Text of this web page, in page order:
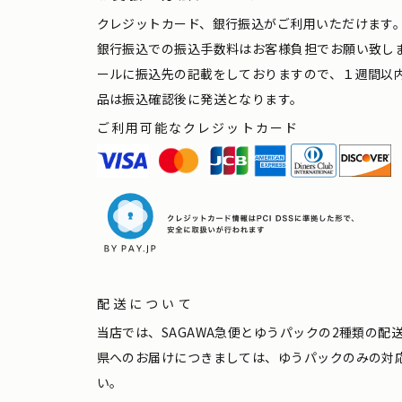
クレジットカード、銀行振込がご利用いただけます
銀行振込での振込手数料はお客様負担でお願い致
ールに振込先の記載をしておりますので、１週間
品は振込確認後に発送となります。
ご利用可能なクレジットカード
配送について
当店では、SAGAWA急便とゆうパックの2種類の配
県へのお届けにつきましては、ゆうパックのみの
い。